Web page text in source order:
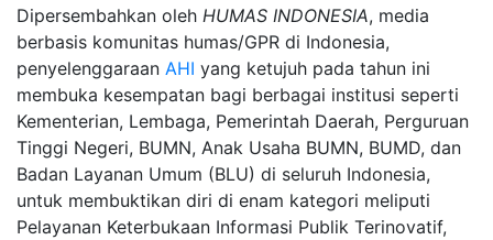
Dipersembahkan oleh HUMAS INDONESIA, media
berbasis komunitas humas/GPR di Indonesia,
penyelenggaraan AHI yang ketujuh pada tahun ini
membuka kesempatan bagi berbagai institusi seperti
Kementerian, Lembaga, Pemerintah Daerah, Perguruan
Tinggi Negeri, BUMN, Anak Usaha BUMN, BUMD, dan
Badan Layanan Umum (BLU) di seluruh Indonesia,
untuk membuktikan diri di enam kategori meliputi
Pelayanan Keterbukaan Informasi Publik Terinovatif,